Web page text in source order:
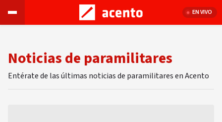
EN VIVO
Noticias de paramilitares
Entérate de las últimas noticias de paramilitares en Acento